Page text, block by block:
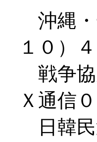
沖縄・
１０）
戦争協
Ｘ通信
日韓民